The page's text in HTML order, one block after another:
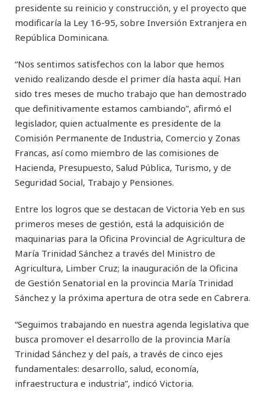
presidente su reinicio y construcción, y el proyecto que
modificaría la Ley 16-95, sobre Inversión Extranjera en
República Dominicana.
“Nos sentimos satisfechos con la labor que hemos
venido realizando desde el primer día hasta aquí. Han
sido tres meses de mucho trabajo que han demostrado
que definitivamente estamos cambiando”, afirmó el
legislador, quien actualmente es presidente de la
Comisión Permanente de Industria, Comercio y Zonas
Francas, así como miembro de las comisiones de
Hacienda, Presupuesto, Salud Pública, Turismo, y de
Seguridad Social, Trabajo y Pensiones.
Entre los logros que se destacan de Victoria Yeb en sus
primeros meses de gestión, está la adquisición de
maquinarias para la Oficina Provincial de Agricultura de
María Trinidad Sánchez a través del Ministro de
Agricultura, Limber Cruz; la inauguración de la Oficina
de Gestión Senatorial en la provincia María Trinidad
Sánchez y la próxima apertura de otra sede en Cabrera.
“Seguimos trabajando en nuestra agenda legislativa que
busca promover el desarrollo de la provincia María
Trinidad Sánchez y del país, a través de cinco ejes
fundamentales: desarrollo, salud, economía,
infraestructura e industria”, indicó Victoria.